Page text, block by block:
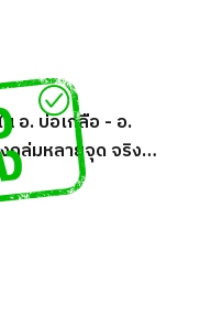
อ. บ่อเกลือ - อ.
ถล่มหลายจุด จริง